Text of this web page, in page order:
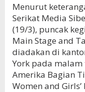
Menurut
Serikat Media
(19/3), puncak
Main Stage and
diadakan di
York pada
Amerika Bagian
Women and Girls’